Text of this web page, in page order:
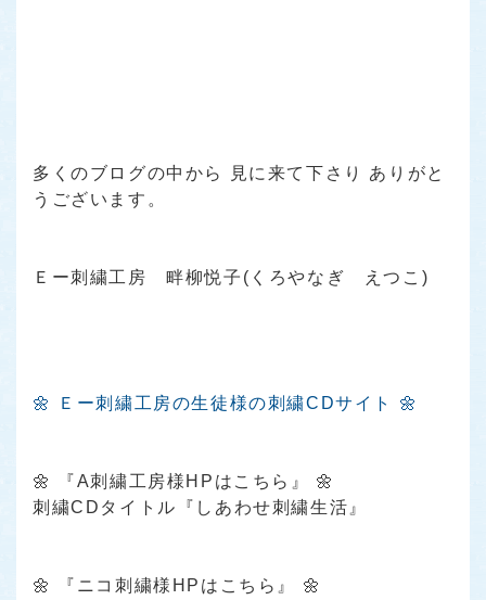
多くのブログの中から 見に来て下さり ありがと
うございます。
Ｅー刺繍工房 畔柳悦子(くろやなぎ えつこ)
🌼 Ｅー刺繍工房の生徒様の刺繍CDサイト 🌼
🌼 『A刺繍工房様HPはこちら』
🌼
刺繍CDタイトル『しあわせ刺繍生活』
🌼 『ニコ刺繍様HPはこちら』
🌼